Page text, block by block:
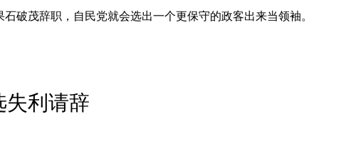
破茂辞职，自民党就会选出一个更保守的政客出来当领袖。
失利请辞